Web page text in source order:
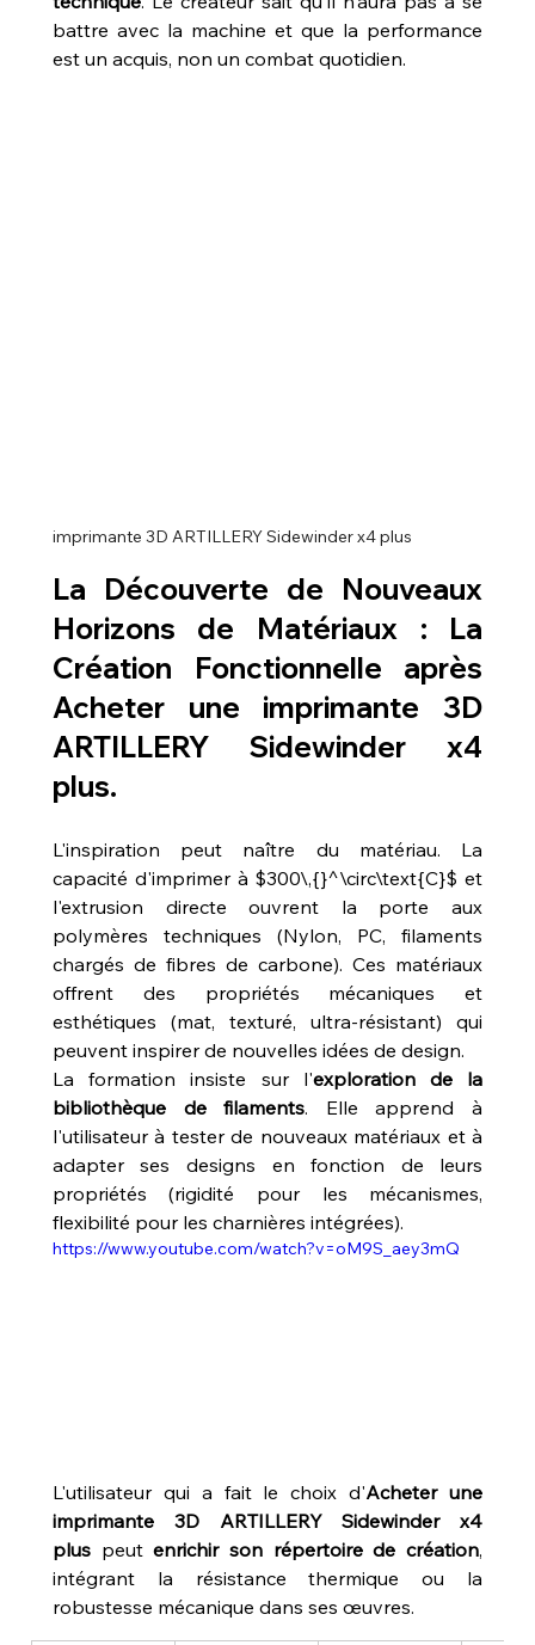
battre avec la machine et que la performance
est un acquis, non un combat quotidien.
imprimante 3D ARTILLERY Sidewinder x4 plus
La Découverte de Nouveaux
Horizons de Matériaux : La
Acheter une imprimante 3D
ARTILLERY Sidewinder x4
plus.
L'inspiration peut naître du matériau. La
capacité d'imprimer à $300\,{}^\circ\text{C}$ et
l'extrusion directe ouvrent la porte aux
polymères techniques (Nylon, PC, filaments
chargés de fibres de carbone). Ces matériaux
offrent des propriétés mécaniques et
esthétiques (mat, texturé, ultra-résistant) qui
peuvent inspirer de nouvelles idées de design.
La formation insiste sur l'exploration de la
bibliothèque de filaments. Elle apprend à
l'utilisateur à tester de nouveaux matériaux et à
adapter ses designs en fonction de leurs
propriétés (rigidité pour les mécanismes,
flexibilité pour les charnières intégrées).
https://www.youtube.com/watch?v=oM9S_aey3mQ
L'utilisateur qui a fait le choix d'Acheter une
imprimante 3D ARTILLERY Sidewinder x4
plus peut enrichir son répertoire de création,
intégrant la résistance thermique ou la
robustesse mécanique dans ses œuvres.